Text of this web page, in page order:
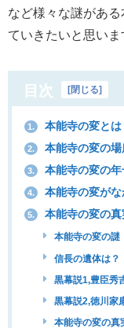
など様々な謎がある
ていきたいと思いま
目次 [閉じる]
1. 本能寺の変とは
2. 本能寺の変の場
3. 本能寺の変の年
4. 本能寺の変がな
5. 本能寺の変の
本能寺の変の謎
信長の遺体は？
黒幕説1,豊臣秀
黒幕説2,徳川家
本能寺の変の真